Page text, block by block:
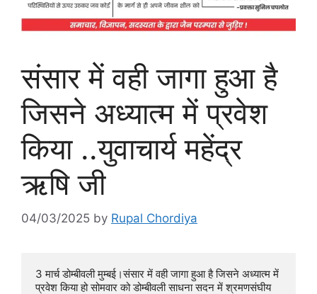
संसार में वही जागा हुआ है
जिसने अध्यात्म में प्रवेश
किया ..युवाचार्य महेंद्र
ऋषि जी
04/03/2025 by Rupal Chordiya
3 मार्च डोम्बीवली मुम्बई।संसार में वही जागा हुआ है जिसने अध्यात्म में
प्रवेश किया हो सोमवार को डोम्बीवली साधना सदन में श्रमणसंघीय